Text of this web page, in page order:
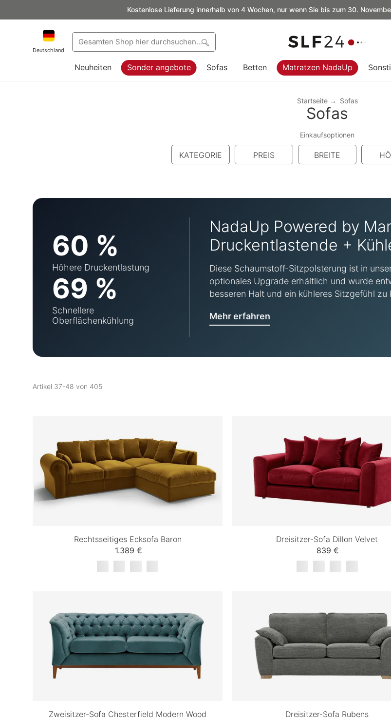
Kostenlose Lieferung innerhalb von 4 Wochen, nur wenn Sie bis zum 30.
Deutschland
Neuheiten Sonder angebote Sofas Betten Matratzen NadaUp
Startseite Sofas
Sofas
Einkaufsoptionen
KATEGORIE PREIS BREITE
60 %
Höhere Druckentlastung
69 %
Schnellere
Oberflächenkühlung
NadaUp Powered by
Druckentlastende +
Diese Schaumstoff-Sitzpolsterung ist in
optionales Upgrade erhältlich und wurde
besseren Halt und ein kühleres Sitzgefühl zu
Mehr erfahren
Artikel 37-48 von 405
Rechtsseitiges Ecksofa Baron
1.389 €
Dreisitzer-Sofa Dillon Velvet
839 €
Zweisitzer-Sofa Chesterfield Modern Wood
Dreisitzer-Sofa Rubens